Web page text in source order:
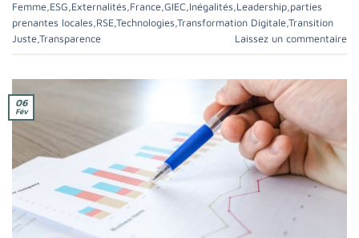
Femme,ESG,Externalités,France,GIEC,Inégalités,Leadership,parties
prenantes locales,RSE,Technologies,Transformation Digitale,Transition
Juste,Transparence Laissez un commentaire
06
Fév